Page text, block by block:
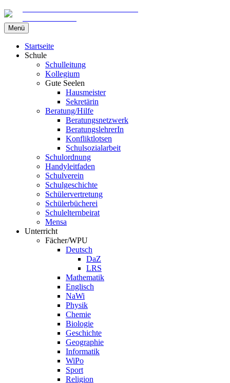
Menü
springen
Startseite
Schule
Schulleitung
Kollegium
Gute Seelen
Hausmeister
Sekretärin
Beratung/Hilfe
Beratungsnetzwerk
BeratungslehrerIn
Konfliktlotsen
Schulsozialarbeit
Schulordnung
Handyleitfaden
Schulverein
Schulgeschichte
Schülervertretung
Schülerbücherei
Schulelternbeirat
Mensa
Unterricht
Fächer/WPU
Deutsch
DaZ
LRS
Mathematik
Englisch
NaWi
Physik
Chemie
Biologie
Geschichte
Geographie
Informatik
WiPo
Sport
Religion